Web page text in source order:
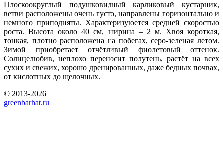
Плоскоокруглый подушковидный карликовый кустарник,
ветви расположены очень густо, направлены горизонтально и
немного приподняты. Характеризуюется средней скоростью
роста. Высота около 40 см, ширина – 2 м. Хвоя короткая,
тонкая, плотно расположена на побегах, серо-зеленая летом.
Зимой приобретает отчётливый фиолетовый оттенок.
Солнцелюбив, неплохо переносит полутень, растёт на всех
сухих и свежих, хорошо дренированных, даже бедных почвах,
от кислотных до щелочных.
© 2013-2026
greenbarhat.ru